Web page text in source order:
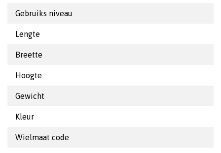
Gebruiks niveau
Lengte
Breette
Hoogte
Gewicht
Kleur
Wielmaat code